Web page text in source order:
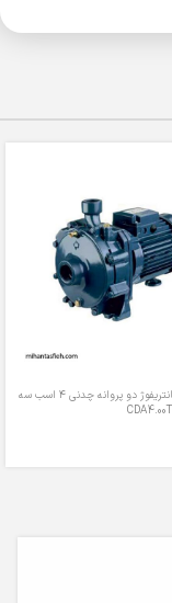
الکتروپمپ سانتریفوژ دو پروانه چدنی ۴ اسب سه